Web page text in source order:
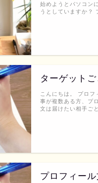
始めようとパソコン
うとしていますか？
ターゲット
こんにちは。 プロ
事が複数ある方、プ
文は届けたい相手ご
プロフィー